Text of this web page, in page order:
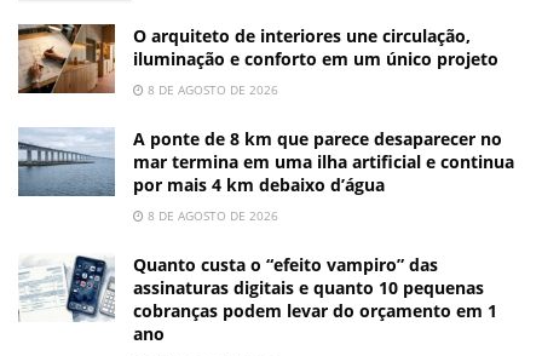
O arquiteto de interiores une circulação,
iluminação e conforto em um único projeto
8 DE AGOSTO DE 2026
A ponte de 8 km que parece desaparecer no
mar termina em uma ilha artificial e continua
por mais 4 km debaixo d’água
8 DE AGOSTO DE 2026
Quanto custa o “efeito vampiro” das
assinaturas digitais e quanto 10 pequenas
cobranças podem levar do orçamento em 1
ano